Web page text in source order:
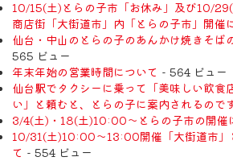
10/15(土)とらの子市「お休み」及び10/
商店街「大街道市」内「とらの子市」開催
仙台・中山のとらの子のあんかけ焼きそば
565 ビュー
年末年始の営業時間について - 564 ビュー
仙台駅でタクシーに乗って「美味しい飲食
い」と頼むと、とらの子に案内されるので
3/4(土)・18(土)10:00～とらの子市の開催
10/31(土)10:00～13:00開催「大街道市」
て - 554 ビュー